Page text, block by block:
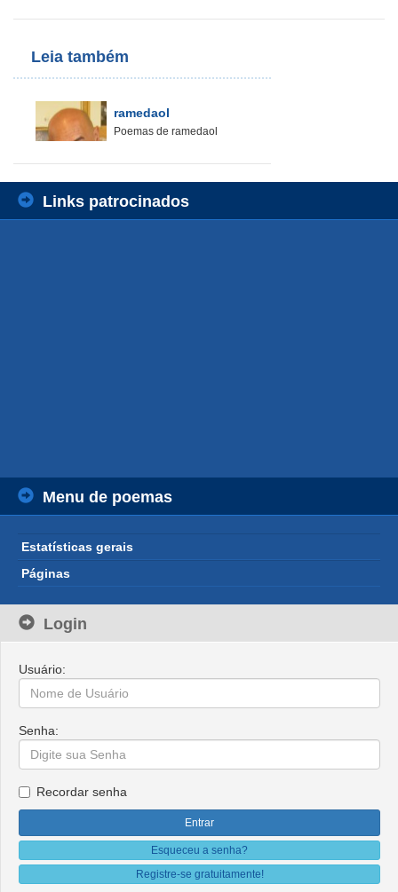
Leia também
ramedaol
Poemas de ramedaol
Links patrocinados
Menu de poemas
Estatísticas gerais
Páginas
Login
Usuário:
Senha:
Recordar senha
Esqueceu a senha?
Registre-se gratuitamente!